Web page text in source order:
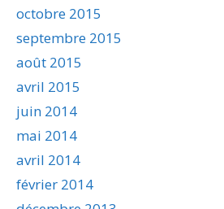
octobre 2015
septembre 2015
août 2015
avril 2015
juin 2014
mai 2014
avril 2014
février 2014